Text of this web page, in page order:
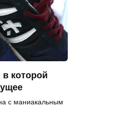
которой
с маниакальным